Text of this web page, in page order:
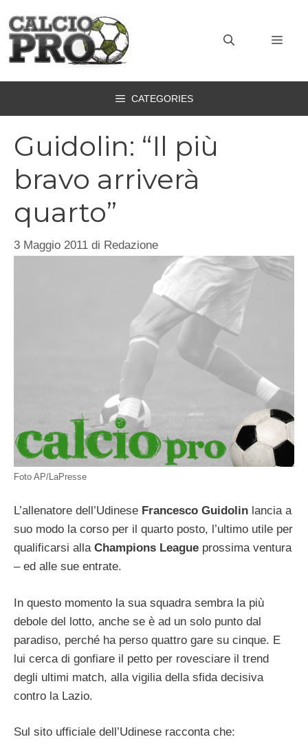
contenuto
CATEGORIES
Guidolin: “Il più
bravo arriverà
quarto”
3 Maggio 2011 di Redazione
Foto AP/LaPresse
L’allenatore dell’Udinese Francesco Guidolin lancia a
suo modo la corso per il quarto posto, l’ultimo utile per
qualificarsi alla Champions League prossima ventura
– ed alle sue entrate.
In questo momento la sua squadra sembra la più
debole del lotto, anche se è ad un solo punto dal
paradiso, perché ha perso quattro gare su cinque. E
lui cerca di gonfiare il petto per rovesciare il trend
degli ultimi match, alla vigilia della sfida decisiva
contro la Lazio.
Sul sito ufficiale dell’Udinese racconta che: